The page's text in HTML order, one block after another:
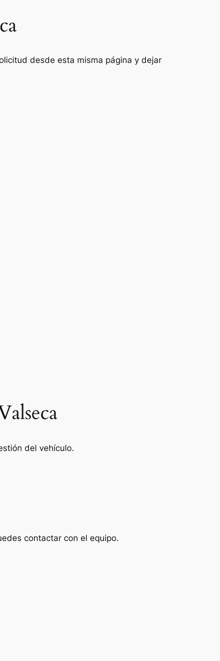
desde esta misma página y dejar
del vehículo.
contactar con el equipo.